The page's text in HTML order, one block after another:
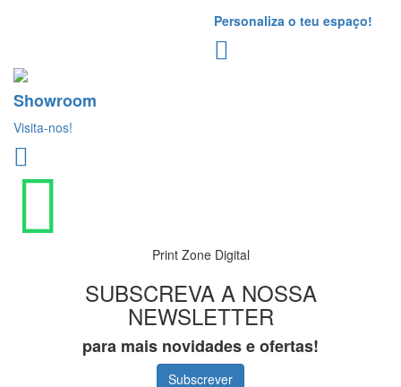
Personaliza o teu espaço!
Showroom
Visita-nos!
Print Zone Digital
SUBSCREVA A NOSSA
NEWSLETTER
para mais novidades e ofertas!
Subscrever